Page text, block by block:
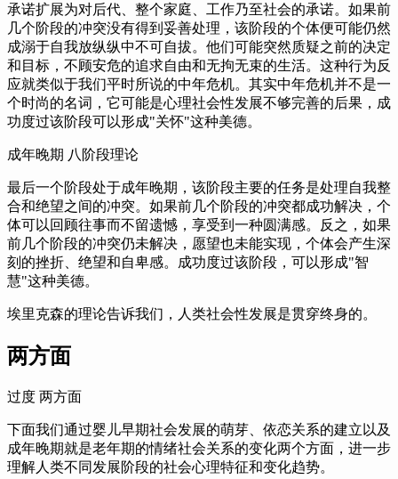
承诺扩展为对后代、整个家庭、工作乃至社会的承诺。 如果前
几个阶段的冲突没有得到妥善处理， 该阶段的个体便可能仍然
成溺于自我放纵纵中不可自拔。 他们可能突然质疑之前的决定
和目标， 不顾安危的追求自由和无拘无束的生活。 这种行为反
应就类似于我们平时所说的中年危机。 其实中年危机并不是一
个时尚的名词， 它可能是心理社会性发展不够完善的后果， 成
功度过该阶段可以形成"关怀"这种美德。
成年晚期 八阶段理论
最后一个阶段处于成年晚期， 该阶段主要的任务是处理自我整
合和绝望之间的冲突。 如果前几个阶段的冲突都成功解决， 个
体可以回顾往事而不留遗憾， 享受到一种圆满感。 反之， 如果
前几个阶段的冲突仍未解决， 愿望也未能实现， 个体会产生深
刻的挫折、绝望和自卑感。
成功度过该阶段， 可以形成"智
慧"这种美德。
埃里克森的理论告诉我们， 人类社会性发展是贯穿终身的。
两方面
过度 两方面
下面我们通过婴儿早期社会发展的萌芽、依恋关系的建立以及
成年晚期就是老年期的情绪社会关系的变化两个方面， 进一步
理解人类不同发展阶段的社会心理特征和变化趋势。